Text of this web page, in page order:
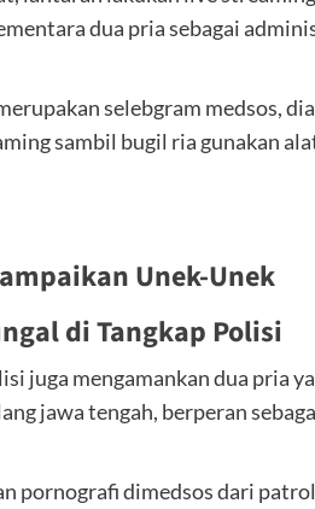
dua pria sebagai
selebgram medsos,
sambil bugil ria gunakan
Unek-Unek
di Tangkap Polisi
juga mengamankan dua pria
jawa tengah, berperan
pornografi dimedsos dari